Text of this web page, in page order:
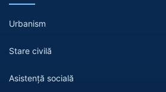
Urbanism
Stare civilă
Asistență socială